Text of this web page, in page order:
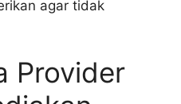
agar tidak
Provider